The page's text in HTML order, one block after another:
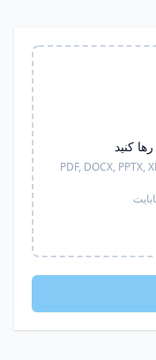
کنید
PDF, DOCX, PPTX,